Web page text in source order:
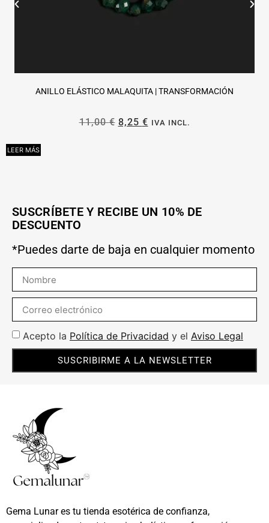
ANILLO ELÁSTICO MALAQUITA | TRANSFORMACIÓN
11,00€ 8,25 € IVA INCL.
LEER MÁS
SUSCRÍBETE Y RECIBE UN 10% DE
DESCUENTO
*Puedes darte de baja en cualquier momento
Acepto la Política de Privacidad y el Aviso Legal
SUSCRIBIRME A LA NEWSLETTER
Gema Lunar es tu tienda esotérica de confianza,